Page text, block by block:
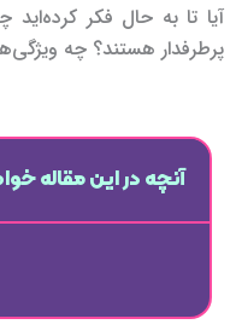
آیا تا به حال فکر
پرطرفدار هستند؟ چه
آنچه در این مقاله